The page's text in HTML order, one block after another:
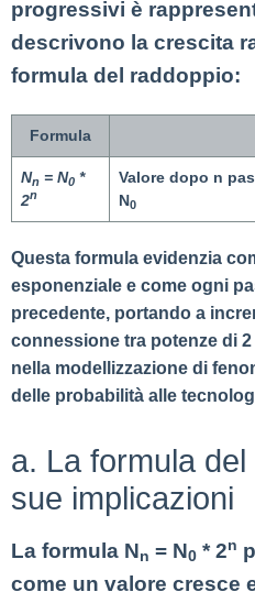
progressivi è
descrivono la crescita
formula del raddoppio:
Formula
Nn = N0 *
2n
Valore dopo n
N0
Questa formula evidenzia
esponenziale e come ogni
precedente, portando a
connessione tra potenze di
nella modellizzazione di
delle probabilità alle
a. La formula
sue implicazioni
La formula Nn = N0 * 2n
come un valore cresce